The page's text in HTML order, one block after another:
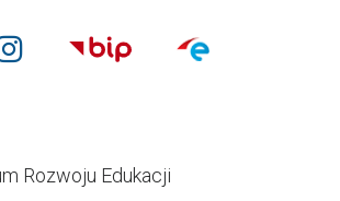
media
Instagram
Rozwoju Edukacji